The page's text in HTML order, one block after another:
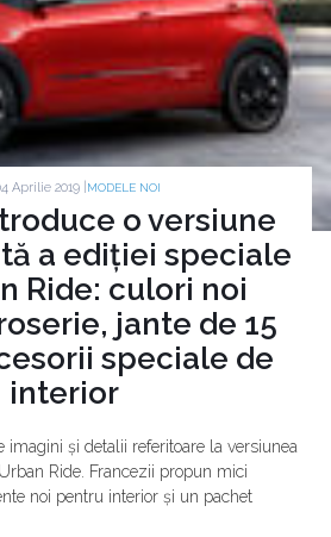
Aprilie 2019 | MODELE NOI
o versiune
a ediției speciale
Ride: culori noi
jante de 15
speciale de
interior
imagini și detalii referitoare la versiunea
Ride. Francezii propun mici
noi pentru interior și un pachet